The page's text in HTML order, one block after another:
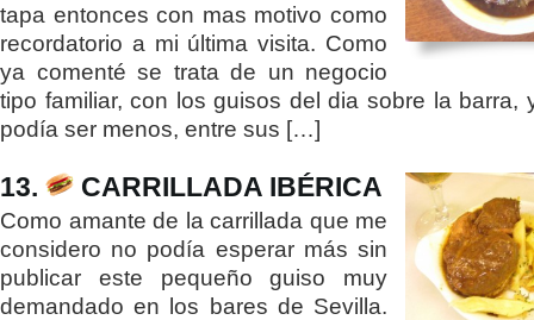
tapa entonces con mas motivo como
recordatorio a mi última visita. Como
ya comenté se trata de un negocio
tipo familiar, con los guisos del dia sobre la barra,
podía ser menos, entre sus […]
13. CARRILLADA IBÉRICA
Como amante de la carrillada que me
considero no podía esperar más sin
publicar este pequeño guiso muy
demandado en los bares de Sevilla.